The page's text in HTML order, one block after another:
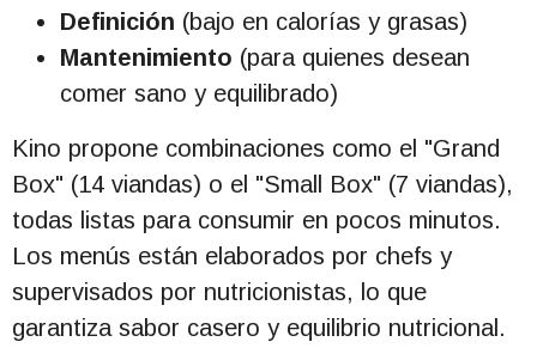
Definición (bajo en calorías y grasas)
Mantenimiento (para quienes desean
comer sano y equilibrado)
Kino propone combinaciones como el "Grand
Box" (14 viandas) o el "Small Box" (7 viandas),
todas listas para consumir en pocos minutos.
Los menús están elaborados por chefs y
supervisados por nutricionistas, lo que
garantiza sabor casero y equilibrio nutricional.